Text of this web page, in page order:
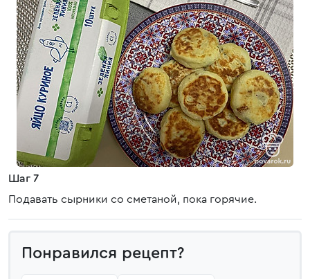
Шаг 7
Подавать сырники со сметаной, пока горячие.
Понравился рецепт?